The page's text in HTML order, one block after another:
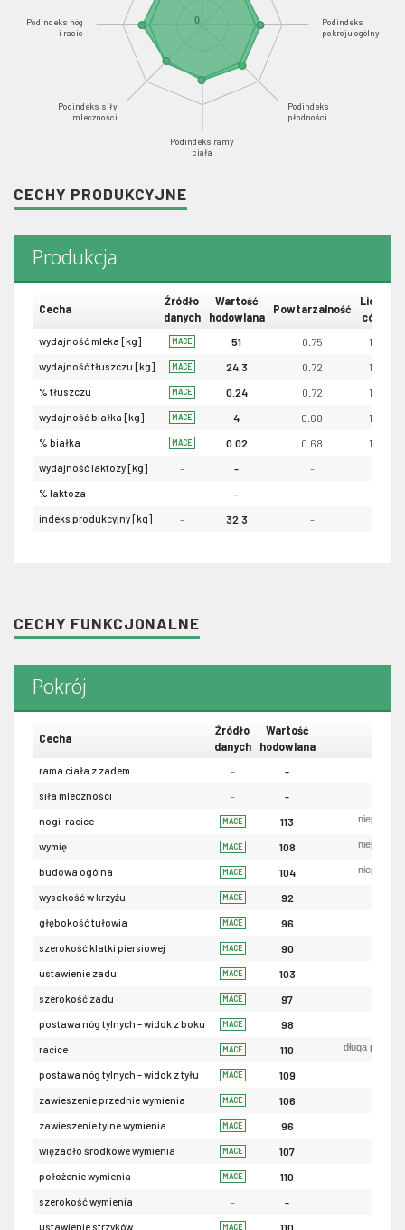
Podindeks
pokroju ogólny
Podindeks
płodności
Podindeks ramy
ciała
Podindeks siły
mleczności
Podindeks nóg
i racic
0
CECHY PRODUKCYJNE
Produkcja
Cecha
Źródło
danych
Wartość
hodowlana
Powtarzalność
Liczba
córek
wydajność mleka [kg] MACE 51 0.75 105
wydajność tłuszczu [kg] MACE 24.3 0.72 103
% tłuszczu MACE 0.24 0.72 103
wydajność białka [kg] MACE 4 0.68 103
% białka MACE 0.02 0.68 103
wydajność laktozy [kg] - - -
% laktoza - - -
indeks produkcyjny [kg] - 32.3 -
CECHY FUNKCJONALNE
Pokrój
Cecha
Źródło
danych
Wartość
hodowlana
rama ciała z zadem - -
siła mleczności - -
nogi-racice MACE 113
wymię MACE 108
budowa ogólna MACE 104
wysokość w krzyżu MACE 92
głębokość tułowia MACE 96
szerokość klatki piersiowej MACE 90
ustawienie zadu MACE 103
szerokość zadu MACE 97
postawa nóg tylnych – widok z boku MACE 98
racice MACE 110 długa
postawa nóg tylnych – widok z tyłu MACE 109
zawieszenie przednie wymienia MACE 106
zawieszenie tylne wymienia MACE 96
więzadło środkowe wymienia MACE 107
położenie wymienia MACE 110
szerokość wymienia - -
ustawienie strzyków MACE 110